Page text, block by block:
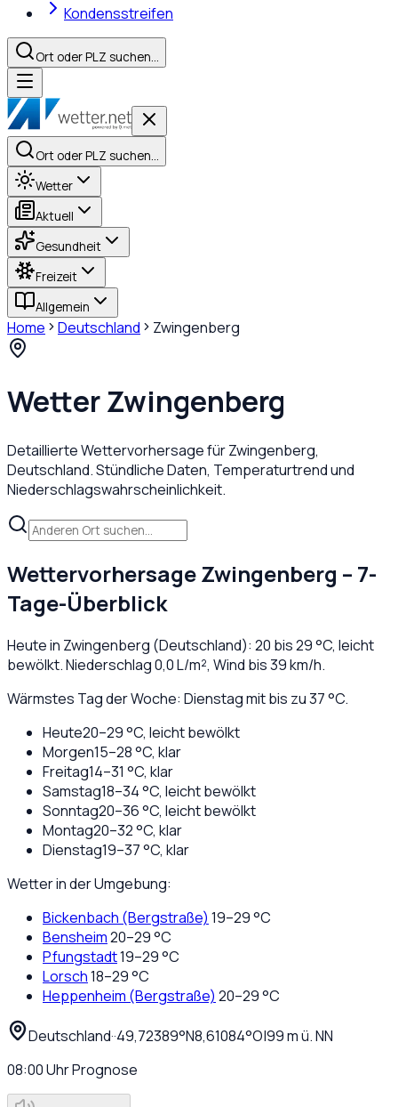
Kondensstreifen
Ort oder PLZ suchen…
Ort oder PLZ suchen…
Wetter
Aktuell
Gesundheit
Freizeit
Allgemein
Home Deutschland Zwingenberg
WetterZwingenberg
Detaillierte Wettervorhersage fürZwingenberg,
Deutschland. Stündliche Daten, Temperaturtrend und
Niederschlagswahrscheinlichkeit.
WettervorhersageZwingenberg – 7-
Tage-Überblick
Heute in Zwingenberg (Deutschland): 20 bis29°C, leicht
bewölkt. Niederschlag0,0L/m², Wind bis39km/h.
Wärmstes Tag der Woche: Dienstag mit bis zu 37 °C.
Heute20–29°C, leicht bewölkt
Morgen15–28°C, klar
Freitag14–31 °C, klar
Samstag18–34°C, leicht bewölkt
Sonntag20–36°C, leicht bewölkt
Montag20–32°C, klar
Dienstag19–37°C, klar
Wetter in der Umgebung:
Bickenbach (Bergstraße) 19–29°C
Bensheim20–29°C
Pfungstadt19–29°C
Lorsch18–29°C
Heppenheim (Bergstraße) 20–29°C
Deutschland··49,72389°N8,61084°O|99m ü. NN
08:00UhrPrognose